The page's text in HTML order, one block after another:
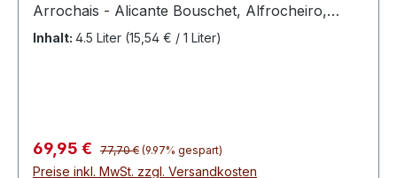
Arrochais - Alicante Bouschet, Alfrocheiro,
Aragones, Trincadeira
Inhalt: 4.5 Liter (15,54 € / 1 Liter)
Verkaufspreis:
69,95 € Regulärer Preis:
77,70 € (9.97% gespart)
Preise inkl. MwSt. zzgl. Versandkosten